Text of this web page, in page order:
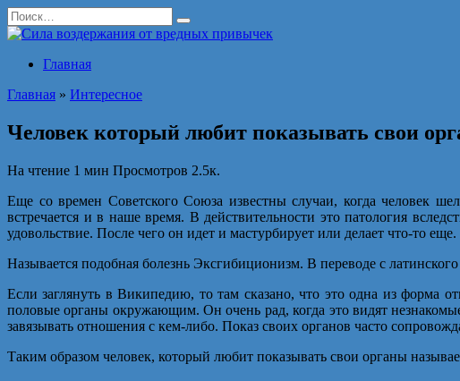
Перейти
к
содержанию
Search
for:
Главная
Главная » Интересное
Человек который любит показывать свои
На чтение 1 мин Просмотров 2.5к.
Еще со времен Советского Союза известны случаи, когда человек
встречается и в наше время. В действительности это патология
удовольствие. После чего он идет и мастурбирует или делает что-то еще.
Называется подобная болезнь Эксгибиционизм. В переводе с
Если заглянуть в Википедию, то там сказано, что это одна из форма
половые органы окружающим. Он очень рад, когда это видят
завязывать отношения с кем-либо. Показ своих органов часто
Таким образом человек, который любит показывать свои органы